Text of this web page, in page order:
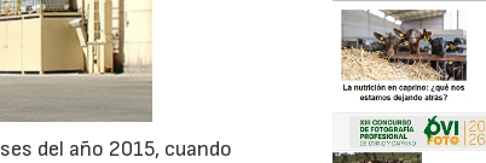
del año 2015, cuando